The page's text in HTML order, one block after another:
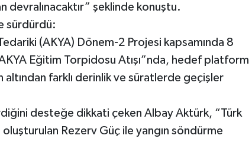
devralınacaktır” şeklinde konuştu.
sürdürdü:
(AKYA) Dönem-2 Projesi kapsamında 8
Eğitim Torpidosu Atışı”nda, hedef platform
altından farklı derinlik ve süratlerde geçişler
desteğe dikkati çeken Albay Aktürk, “Türk
Rezerv Güç ile yangın söndürme